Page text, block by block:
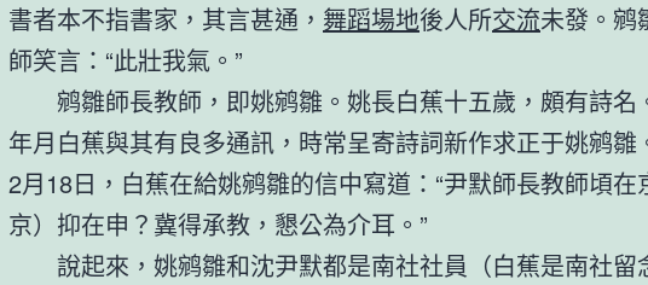
書者本不指書家，其言甚通， 舞蹈場地後人所交流未發。鹓
師笑言：“此壯我氣。”
鹓雛師長教師，即姚鹓雛。姚長白蕉十五歲，頗有詩名
年月白蕉與其有良多通訊，時常呈寄詩詞新作求正于姚鹓雛
2月18日，白蕉在給姚鹓雛的信中寫道：“尹默師長教師頃在
京）抑在申？冀得承教，懇公為介耳。”
說起來，姚鹓雛和沈尹默都是南社社員（白蕉是南社留